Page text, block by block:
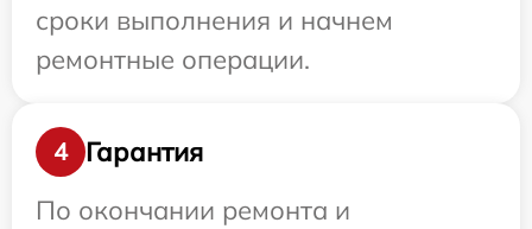
сроки выполнения и начнем
ремонтные операции.
4
Гарантия
По окончании ремонта и